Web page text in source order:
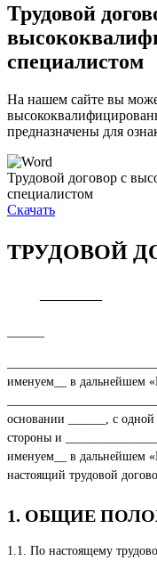
Трудовой
специалистом
На нашем сайте вы
предназначены для
Трудовой договор с
специалистом
Скачать
ТРУДОВОЙ
именуем__ в дальнейшем
основании ______, с одной
стороны и
именуем__ в дальнейшем
настоящий трудовой
1. ОБЩИЕ
1.1. По настоящему